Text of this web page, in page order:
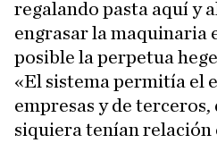
regalando pasta aquí y
engrasar la maquinaria
posible la perpetua
«El sistema permitía el
empresas y de terceros,
siquiera tenían relación